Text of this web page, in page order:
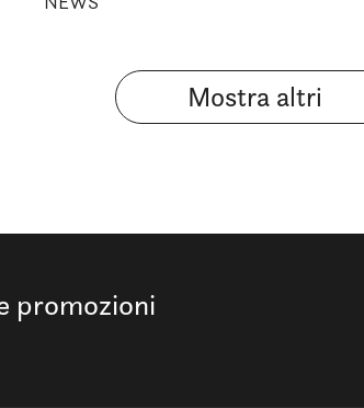
Mostra altri
promozioni